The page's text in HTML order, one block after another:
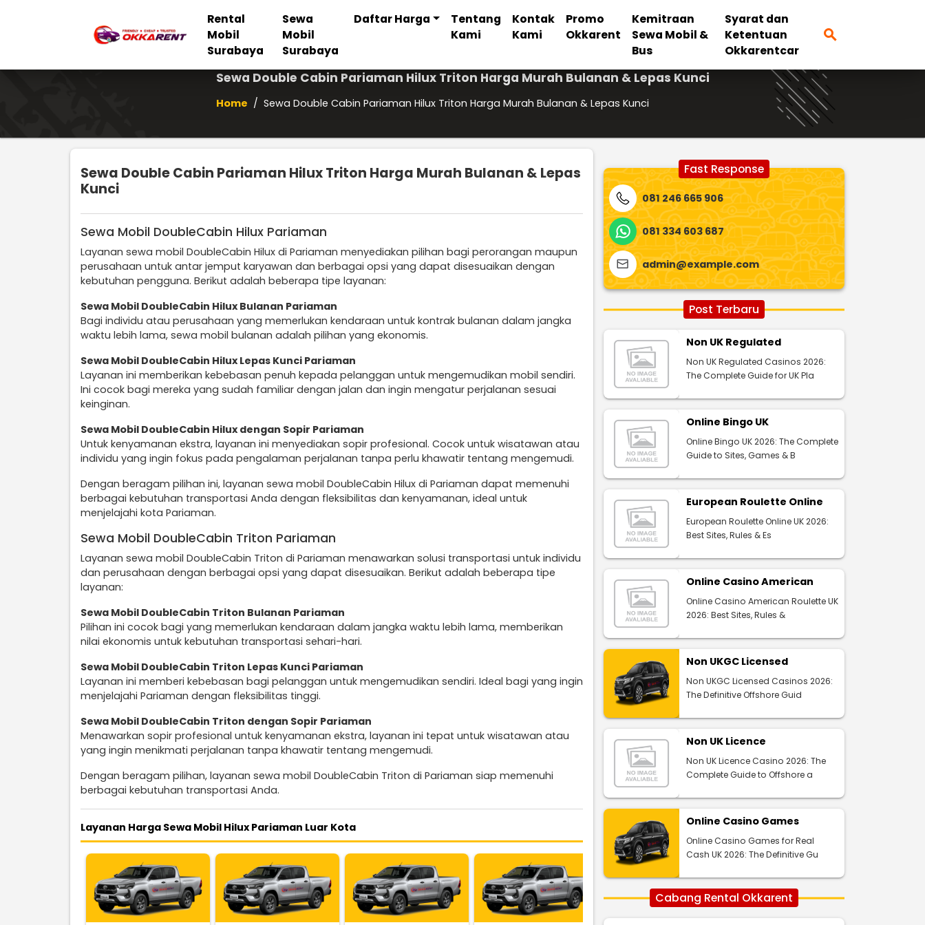
Rental
Mobil
Surabaya
Sewa
Mobil
Surabaya
Daftar Harga
Tentang
Kami
Kontak
Kami
Promo
Okkarent
Kemitraan
Sewa Mobil &
Bus
Syarat dan
Ketentuan
Okkarentcar
search
Sewa Double Cabin Pariaman Hilux Triton Harga Murah Bulanan & Lepas Kunci
Home / Sewa Double Cabin Pariaman Hilux Triton Harga Murah Bulanan & Lepas Kunci
Sewa Double Cabin Pariaman Hilux Triton Harga Murah Bulanan & Lepas
Kunci
Sewa Mobil DoubleCabin Hilux Pariaman
Layanan sewa mobil DoubleCabin Hilux di Pariaman menyediakan pilihan bagi perorangan maupun
perusahaan untuk antar jemput karyawan dan berbagai opsi yang dapat disesuaikan dengan
kebutuhan pengguna. Berikut adalah beberapa tipe layanan:
Sewa Mobil DoubleCabin Hilux Bulanan Pariaman
Bagi individu atau perusahaan yang memerlukan kendaraan untuk kontrak bulanan dalam jangka
waktu lebih lama, sewa mobil bulanan adalah pilihan yang ekonomis.
Sewa Mobil DoubleCabin Hilux Lepas Kunci Pariaman
Layanan ini memberikan kebebasan penuh kepada pelanggan untuk mengemudikan mobil sendiri.
Ini cocok bagi mereka yang sudah familiar dengan jalan dan ingin mengatur perjalanan sesuai
keinginan.
Sewa Mobil DoubleCabin Hilux dengan Sopir Pariaman
Untuk kenyamanan ekstra, layanan ini menyediakan sopir profesional. Cocok untuk wisatawan atau
individu yang ingin fokus pada pengalaman perjalanan tanpa perlu khawatir tentang mengemudi.
Dengan beragam pilihan ini, layanan sewa mobil DoubleCabin Hilux di Pariaman dapat memenuhi
berbagai kebutuhan transportasi Anda dengan fleksibilitas dan kenyamanan, ideal untuk
menjelajahi kota Pariaman.
Sewa Mobil DoubleCabin Triton Pariaman
Layanan sewa mobil DoubleCabin Triton di Pariaman menawarkan solusi transportasi untuk individu
dan perusahaan dengan berbagai opsi yang dapat disesuaikan. Berikut adalah beberapa tipe
layanan:
Sewa Mobil DoubleCabin Triton Bulanan Pariaman
Pilihan ini cocok bagi yang memerlukan kendaraan dalam jangka waktu lebih lama, memberikan
nilai ekonomis untuk kebutuhan transportasi sehari-hari.
Sewa Mobil DoubleCabin Triton Lepas Kunci Pariaman
Layanan ini memberi kebebasan bagi pelanggan untuk mengemudikan sendiri. Ideal bagi yang ingin
menjelajahi Pariaman dengan fleksibilitas tinggi.
Sewa Mobil DoubleCabin Triton dengan Sopir Pariaman
Menawarkan sopir profesional untuk kenyamanan ekstra, layanan ini tepat untuk wisatawan atau
yang ingin menikmati perjalanan tanpa khawatir tentang mengemudi.
Dengan beragam pilihan, layanan sewa mobil DoubleCabin Triton di Pariaman siap memenuhi
berbagai kebutuhan transportasi Anda.
Layanan Harga Sewa Mobil Hilux Pariaman Luar Kota
Fast Response
081 246 665 906
081 334 603 687
admin@example.com
Post Terbaru
Non UK Regulated
Non UK Regulated Casinos 2026:
The Complete Guide for UK Pla
Online Bingo UK
Online Bingo UK 2026: The Complete
Guide to Sites, Games & B
European Roulette Online
European Roulette Online UK 2026:
Best Sites, Rules & Es
Online Casino American
Online Casino American Roulette UK
2026: Best Sites, Rules &
Non UKGC Licensed
Non UKGC Licensed Casinos 2026:
The Definitive Offshore Guid
Non UK Licence
Non UK Licence Casino 2026: The
Complete Guide to Offshore a
Online Casino Games
Online Casino Games for Real
Cash UK 2026: The Definitive Gu
Cabang Rental Okkarent